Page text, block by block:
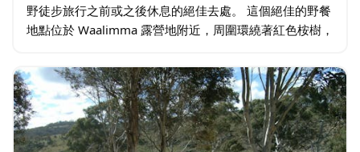
野徒步旅行之前或之後休息的絕佳去處。 這個絕佳的野餐
地點位於 Waalimma 露營地附近，周圍環繞著紅色桉樹，
園的這片偏遠地區…